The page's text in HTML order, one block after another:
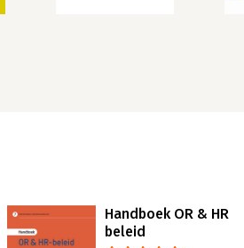
Handboek OR & HR
beleid